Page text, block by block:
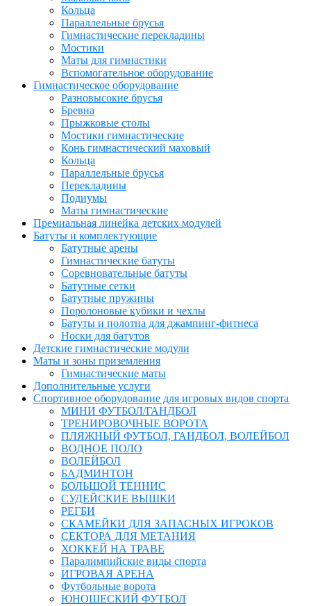
Кольца
Параллельные брусья
Гимнастические перекладины
Мостики
Маты для гимнастики
Вспомогательное оборудование
Гимнастическое оборудование
Разновысокие брусья
Бревна
Прыжковые столы
Мостики гимнастические
Конь гимнастический маховый
Кольца
Параллельные брусья
Перекладины
Подиумы
Маты гимнастические
Премиальная линейка детских модулей
Батуты и комплектующие
Батутные арены
Гимнастические батуты
Соревновательные батуты
Батутные сетки
Батутные пружины
Поролоновые кубики и чехлы
Батуты и полотна для джампинг-фитнеса
Носки для батутов
Детские гимнастические модули
Маты и зоны приземления
Гимнастические маты
Дополнительные услуги
Спортивное оборудование для игровых видов спорта
МИНИ ФУТБОЛ/ГАНДБОЛ
ТРЕНИРОВОЧНЫЕ ВОРОТА
ПЛЯЖНЫЙ ФУТБОЛ, ГАНДБОЛ, ВОЛЕЙБОЛ
ВОДНОЕ ПОЛО
ВОЛЕЙБОЛ
БАДМИНТОН
БОЛЬШОЙ ТЕННИС
СУДЕЙСКИЕ ВЫШКИ
РЕГБИ
СКАМЕЙКИ ДЛЯ ЗАПАСНЫХ ИГРОКОВ
СЕКТОРА ДЛЯ МЕТАНИЯ
ХОККЕЙ НА ТРАВЕ
Паралимпийские виды спорта
ИГРОВАЯ АРЕНА
Футбольные ворота
ЮНОШЕСКИЙ ФУТБОЛ